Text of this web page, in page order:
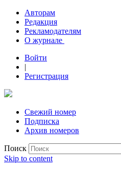
Авторам
Редакция
Рекламодателям
О журнале
Войти
|
Регистрация
Свежий номер
Подписка
Архив номеров
Поиск
Skip to content